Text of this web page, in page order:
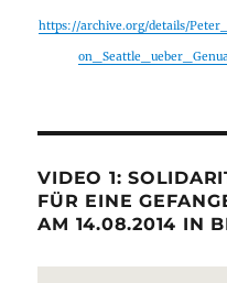
https://archive.org/details/
VIDEO 1:
FÜR EINE
AM 14.08.2014 IN